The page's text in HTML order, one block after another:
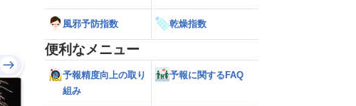
風邪予防指数 乾燥指数
便利なメニュー
予報精度向上の取り
組み
予報に関するFAQ